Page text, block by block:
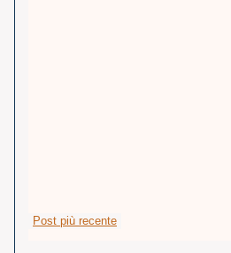
Post più recente